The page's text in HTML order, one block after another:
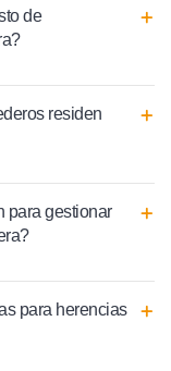
de
residen
para gestionar
para herencias